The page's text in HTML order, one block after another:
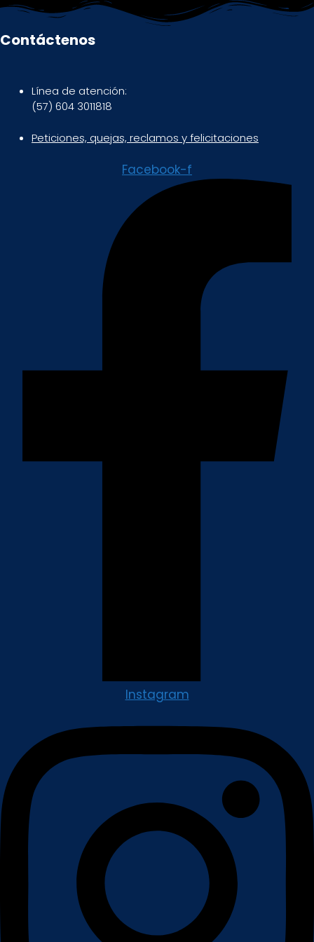
Contáctenos
Línea de atención:
(57) 604 3011818
Peticiones, quejas, reclamos y felicitaciones
Facebook-f
Instagram